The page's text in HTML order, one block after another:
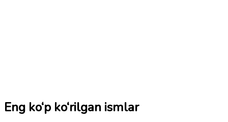
Eng ko‘p ko‘rilgan ismlar